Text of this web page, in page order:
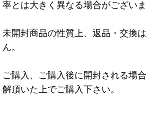
率とは大きく異なる場合がございま
未開封商品の性質上、返品・交換
ん。
ご購入、ご購入後に開封される場
解頂いた上でご購入下さい。